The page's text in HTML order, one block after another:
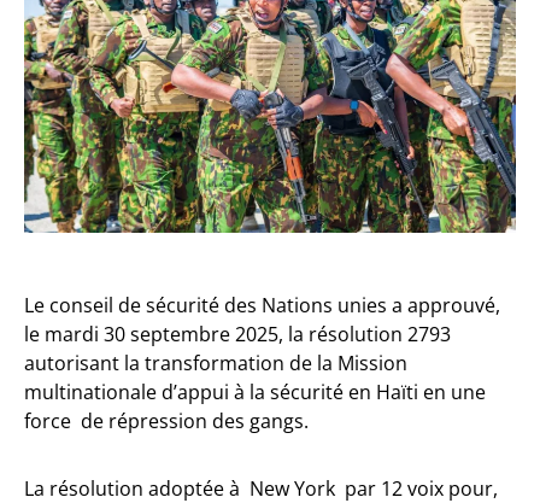
Le conseil de sécurité des Nations unies a approuvé,
le mardi 30 septembre 2025, la résolution 2793
autorisant la transformation de la Mission
multinationale d’appui à la sécurité en Haïti en une
force de répression des gangs.
La résolution adoptée à New York par 12 voix pour,